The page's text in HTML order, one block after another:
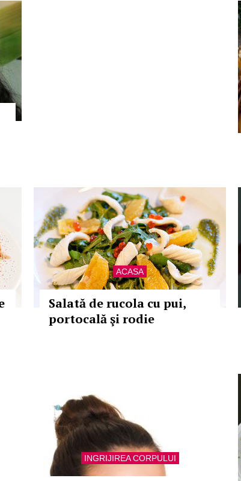
ACASA
Salată de rucola cu pui,
portocală şi rodie
INGRIJIREA CORPULUI